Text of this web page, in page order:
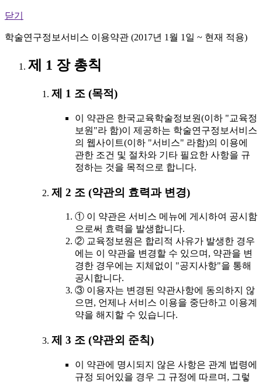
닫기
학술연구정보서비스 이용약관 (2017년 1월 1일 ~ 현재 적용)
제 1 장 총칙
제 1 조 (목적)
이 약관은 한국교육학술정보원(이하 "교육정
보원"라 함)이 제공하는 학술연구정보서비스
의 웹사이트(이하 "서비스" 라함)의 이용에
관한 조건 및 절차와 기타 필요한 사항을 규
정하는 것을 목적으로 합니다.
제 2 조 (약관의 효력과 변경)
① 이 약관은 서비스 메뉴에 게시하여 공시함
으로써 효력을 발생합니다.
② 교육정보원은 합리적 사유가 발생한 경우
에는 이 약관을 변경할 수 있으며, 약관을 변
경한 경우에는 지체없이 "공지사항"을 통해
공시합니다.
③ 이용자는 변경된 약관사항에 동의하지 않
으면, 언제나 서비스 이용을 중단하고 이용계
약을 해지할 수 있습니다.
제 3 조 (약관외 준칙)
이 약관에 명시되지 않은 사항은 관계 법령에
규정 되어있을 경우 그 규정에 따르며, 그렇